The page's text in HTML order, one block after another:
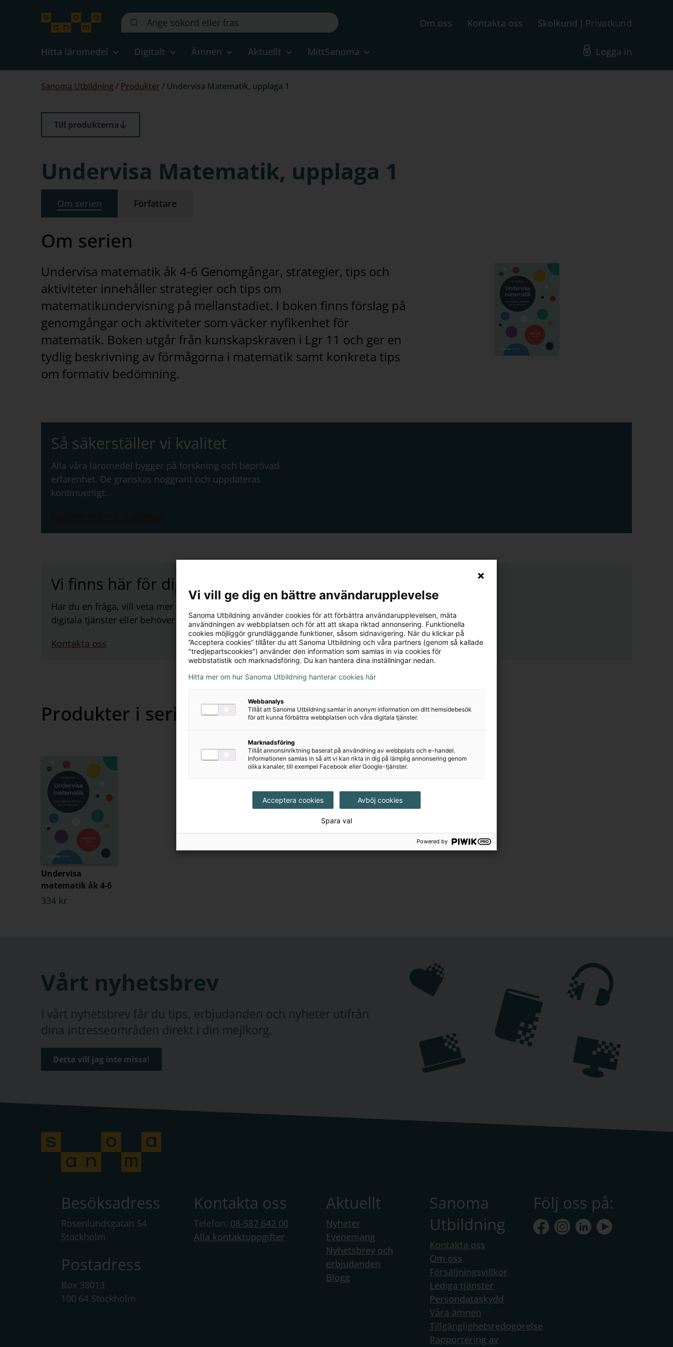
Sök
på
webbplatsen::
Om oss Kontakta oss Skolkund Privatkund
Hitta läromedel Digitalt Ämnen Aktuellt MittSanoma Logga in
Du
här:
Sanoma Utbildning / Produkter / Undervisa Matematik, upplaga 1
Till produkterna
Undervisa Matematik, upplaga 1
Om serien Författare
Om serien
Undervisa matematik åk 4-6 Genomgångar, strategier, tips och
aktiviteter innehåller strategier och tips om
matematikundervisning på mellanstadiet. I boken finns förslag på
genomgångar och aktiviteter som väcker nyfikenhet för
matematik. Boken utgår från kunskapskraven i Lgr 11 och ger en
tydlig beskrivning av förmågorna i matematik samt konkreta tips
om formativ bedömning.
Så säkerställer vi kvalitet
Alla våra läromedel bygger på forskning och beprövad
erfarenhet. De granskas noggrant och uppdateras
kontinuerligt.
Vi finns här för dig
Har du en fråga, vill veta mer om våra läromedel,
digitala tjänster eller behöver stöd att komma igång?
Kontakta oss
Produkter i serien
Undervisa
matematik åk 4-6
334 kr
Vårt nyhetsbrev
I vårt nyhetsbrev får du tips, erbjudanden och nyheter utifrån
dina intresseområden direkt i din mejlkorg.
Detta vill jag inte missa!
Besöksadress
Rosenlundsgatan 54
Stockholm
Postadress
Box 38013
100 64 Stockholm
Kontakta oss
Telefon: 08-587 642 00
Alla kontaktuppgifter
Aktuellt
Nyheter
Evenemang
Nyhetsbrev och
erbjudanden
Blogg
Sanoma
Utbildning
Kontakta oss
Om oss
Försäljningsvillkor
Lediga tjänster
Persondataskydd
Våra ämnen
Tillgänglighetsredogörelse
Rapportering av
Följ oss på:
Vi vill ge dig en bättre användarupplevelse
Sanoma Utbildning använder cookies för att förbättra användarupplevelsen, mäta
användningen av webbplatsen och för att att skapa riktad annonsering. Funktionella
cookies möjliggör grundläggande funktioner, såsom sidnavigering. När du klickar på
”Acceptera cookies” tillåter du att Sanoma Utbildning och våra partners (genom så kallade
"tredjepartscookies") använder den information som samlas in via cookies för
webbstatistik och marknadsföring. Du kan hantera dina inställningar nedan.
Hitta mer om hur Sanoma Utbildning hanterar cookies här
Webbanalys
Tillåt att Sanoma Utbildning samlar in anonym information om ditt hemsidebesök
för att kunna förbättra webbplatsen och våra digitala tjänster.
Marknadsföring
Tillåt annonsinriktning baserat på användning av webbplats och e-handel.
Informationen samlas in så att vi kan rikta in dig på lämplig annonsering genom
olika kanaler, till exempel Facebook eller Google-tjänster.
Acceptera cookies Avböj cookies
Spara val
Powered by